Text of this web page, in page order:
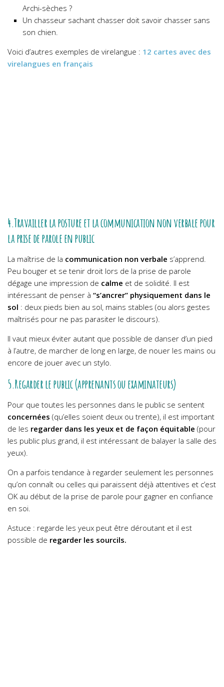
Archi-sèches ?
Un chasseur sachant chasser doit savoir chasser sans
son chien.
Voici d’autres exemples de virelangue : 12 cartes avec des
virelangues en français
4.Travailler la posture et la communication non verbale pour
la prise de parole en public
La maîtrise de la communication non verbale s’apprend.
Peu bouger et se tenir droit lors de la prise de parole
dégage une impression de calme et de solidité. Il est
intéressant de penser à “s’ancrer” physiquement dans le
sol : deux pieds bien au sol, mains stables (ou alors gestes
maîtrisés pour ne pas parasiter le discours).
Il vaut mieux éviter autant que possible de danser d’un pied
à l’autre, de marcher de long en large, de nouer les mains ou
encore de jouer avec un stylo.
5.Regarder le public (apprenants ou examinateurs)
Pour que toutes les personnes dans le public se sentent
concernées (qu’elles soient deux ou trente), il est important
de les regarder dans les yeux et de façon équitable (pour
les public plus grand, il est intéressant de balayer la salle des
yeux).
On a parfois tendance à regarder seulement les personnes
qu’on connaît ou celles qui paraissent déjà attentives et c’est
OK au début de la prise de parole pour gagner en confiance
en soi.
Astuce : regarde les yeux peut être déroutant et il est
possible de regarder les sourcils.